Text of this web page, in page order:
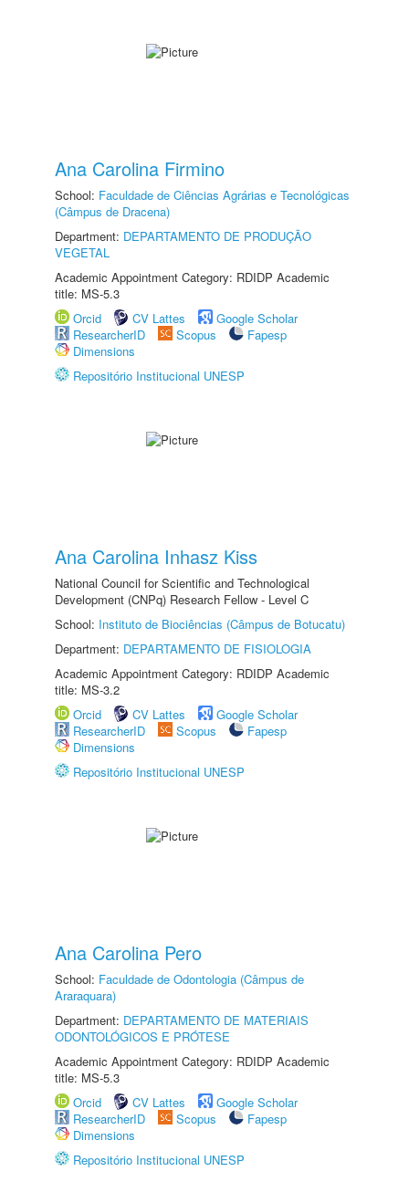
Ana Carolina Firmino
School: Faculdade de Ciências Agrárias e Tecnológicas
(Câmpus de Dracena)
Department: DEPARTAMENTO DE PRODUÇÃO
VEGETAL
Academic Appointment Category: RDIDP Academic
title: MS-5.3
Orcid
CV Lattes
Google Scholar
ResearcherID
Scopus
Fapesp
Dimensions
Repositório Institucional UNESP
Ana Carolina Inhasz Kiss
National Council for Scientific and Technological
Development (CNPq) Research Fellow - Level C
School: Instituto de Biociências (Câmpus de Botucatu)
Department: DEPARTAMENTO DE FISIOLOGIA
Academic Appointment Category: RDIDP Academic
title: MS-3.2
Orcid
CV Lattes
Google Scholar
ResearcherID
Scopus
Fapesp
Dimensions
Repositório Institucional UNESP
Ana Carolina Pero
School: Faculdade de Odontologia (Câmpus de
Araraquara)
Department: DEPARTAMENTO DE MATERIAIS
ODONTOLÓGICOS E PRÓTESE
Academic Appointment Category: RDIDP Academic
title: MS-5.3
Orcid
CV Lattes
Google Scholar
ResearcherID
Scopus
Fapesp
Dimensions
Repositório Institucional UNESP